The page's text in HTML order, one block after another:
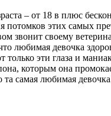
– от 18 в плюс
этих самых
звонит своему
любимая девочка
только эти глаза и
которым она
самая любимая